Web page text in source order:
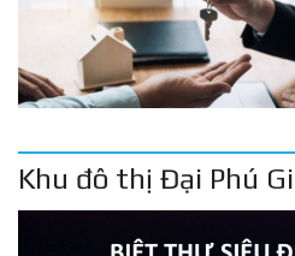
Khu đô thị Đại Phú